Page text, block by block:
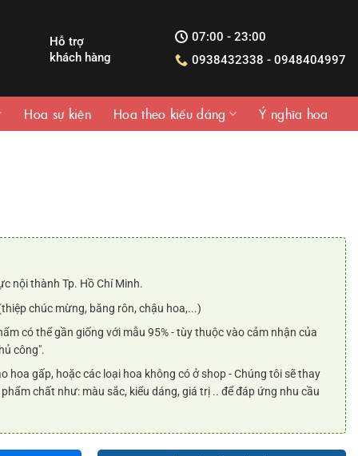
Hỗ trợ
khách hàng
07:00 - 23:00
0938432338 - 0948404997
Hoa sự kiện Hoa theo kiểu dáng Ý nghĩa hoa
nội thành Tp. Hồ Chí Minh.
chúc mừng, băng rôn, chậu hoa,...)
có thể gần giống với mẫu 95% - tùy thuộc vào cảm nhận của
công".
hoa gấp, hoặc các loại hoa không có ở shop - Chúng tôi sẽ thay
chất như: màu sắc, kiểu dáng, giá trị .. để đáp ứng nhu cầu